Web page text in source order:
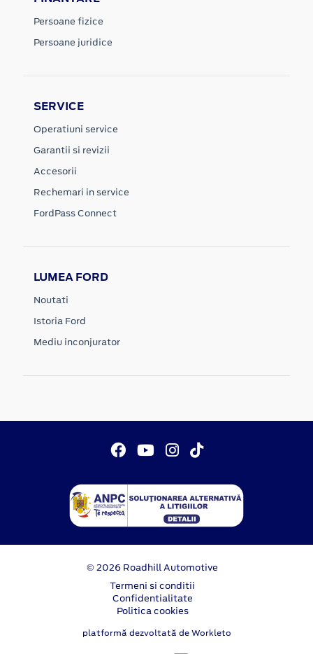
Persoane fizice
Persoane juridice
SERVICE
Operatiuni service
Garantii si revizii
Accesorii
Rechemari in service
FordPass Connect
LUMEA FORD
Noutati
Istoria Ford
Mediu inconjurator
© 2026 Roadhill Automotive
Termeni si conditii
Confidentialitate
Politica cookies
platformă dezvoltată de Workleto